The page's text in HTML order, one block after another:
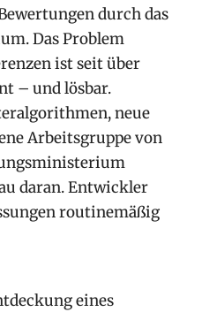
durch das
Das Problem
ist seit über
– und lösbar.
neue
Arbeitsgruppe von
daran. Entwickler
routinemäßig
eines